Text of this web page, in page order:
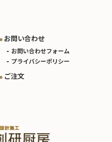
お問い合わせ
お問い合わせフォーム
プライバシーポリシー
ご注文